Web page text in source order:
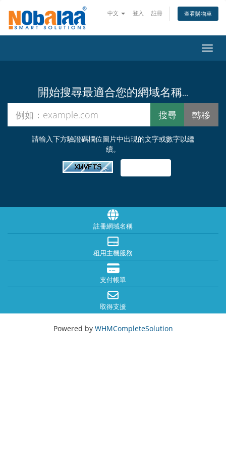
中文 登入 註冊 查看購物車
切換
開始搜尋最適合您的網域名稱...
請輸入下方驗證碼欄位圖片中出現的文字或數字以繼
續。
註冊網域名稱
租用主機服務
支付帳單
取得支援
Powered by WHMCompleteSolution